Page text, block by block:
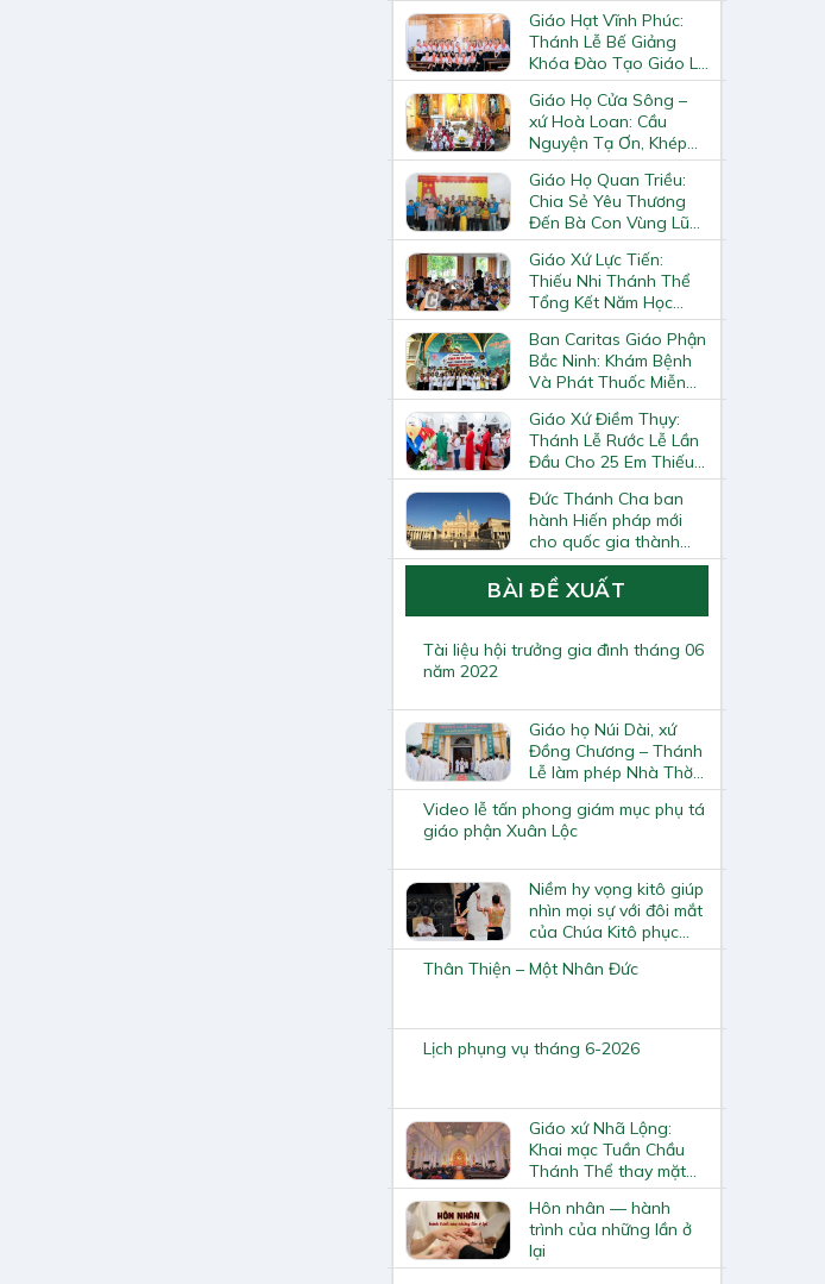
Giáo Hạt Vĩnh Phúc:
Thánh Lễ Bế Giảng
Khóa Đào Tạo Giáo Lý
Viên – Huynh Trưởng
Cấp II
Giáo Họ Cửa Sông –
xứ Hoà Loan: Cầu
Nguyện Tạ Ơn, Khép
Lại Khóa Huấn Luyện
Giáo Lý Viên Cấp II
Giáo Họ Quan Triều:
Chia Sẻ Yêu Thương
Đến Bà Con Vùng Lũ
Lai Châu
Giáo Xứ Lực Tiến:
Thiếu Nhi Thánh Thể
Tổng Kết Năm Học
Giáo Lý
Ban Caritas Giáo Phận
Bắc Ninh: Khám Bệnh
Và Phát Thuốc Miễn
Phí Tại Giáo Xứ Đồng
Chương
Giáo Xứ Điềm Thụy:
Thánh Lễ Rước Lễ Lần
Đầu Cho 25 Em Thiếu
Nhi
Đức Thánh Cha ban
hành Hiến pháp mới
cho quốc gia thành
Vatican
BÀI ĐỀ XUẤT
Tài liệu hội trưởng gia đình tháng 06
năm 2022
Giáo họ Núi Dài, xứ
Đồng Chương – Thánh
Lễ làm phép Nhà Thờ
và Nhà Mục Vụ
Video lễ tấn phong giám mục phụ tá
giáo phận Xuân Lộc
Niềm hy vọng kitô giúp
nhìn mọi sự với đôi mắt
của Chúa Kitô phục
sinh
Thân Thiện – Một Nhân Đức
Lịch phụng vụ tháng 6-2026
Giáo xứ Nhã Lộng:
Khai mạc Tuần Chầu
Thánh Thể thay mặt
Giáo phận
Hôn nhân — hành
trình của những lần ở
lại